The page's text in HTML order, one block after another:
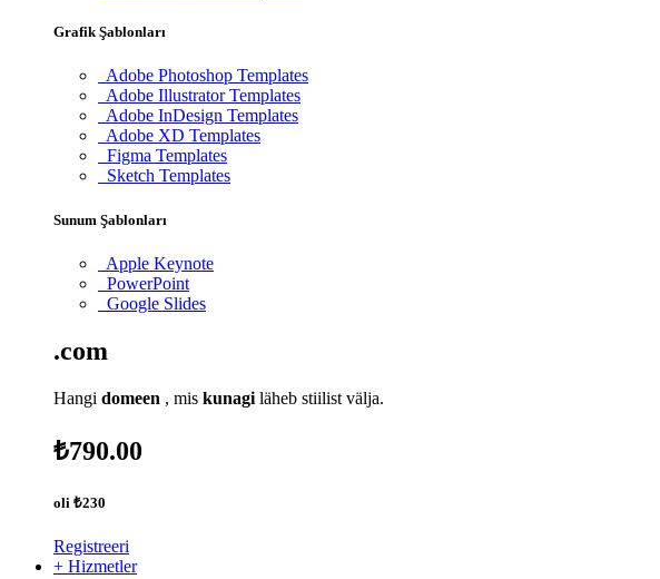
Grafik Şablonları
Adobe Photoshop Templates
Adobe Illustrator Templates
Adobe InDesign Templates
Adobe XD Templates
Figma Templates
Sketch Templates
Sunum Şablonları
Apple Keynote
PowerPoint
Google Slides
.com
Hangi domeen , mis kunagi läheb stiilist välja.
₺790.00
oli ₺230
Registreeri
+ Hizmetler